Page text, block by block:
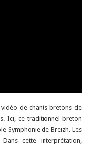
vidéo de chants bretons de
Ici, ce traditionnel breton
Symphonie de Breizh. Les
Dans cette interprétation,